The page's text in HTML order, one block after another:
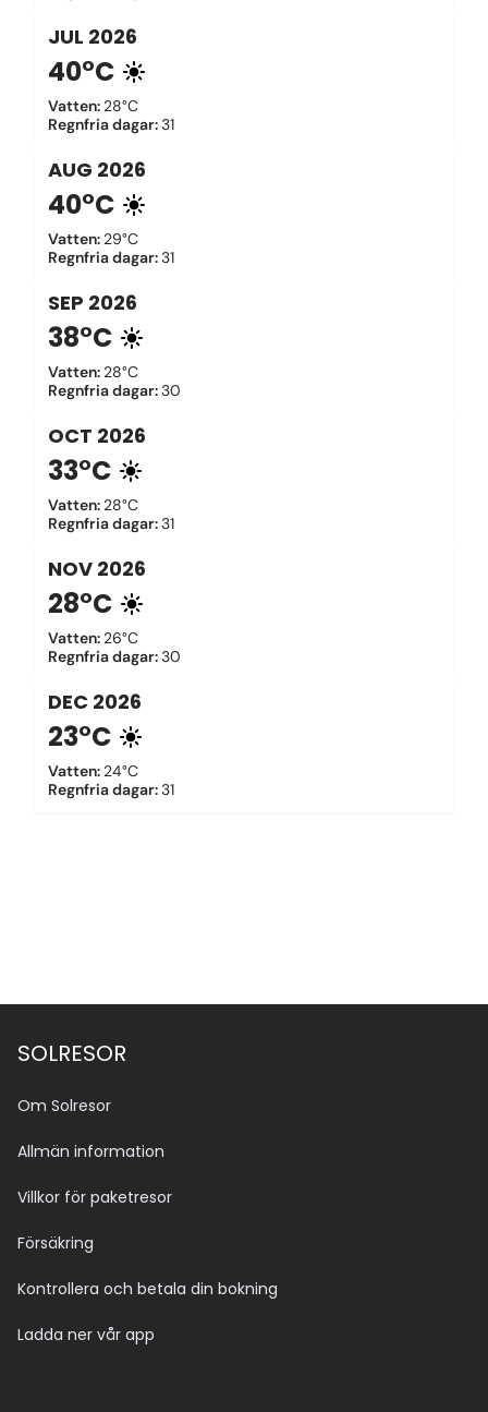
JUL 2026
40°C
Vatten: 28°C
Regnfria dagar:31
AUG 2026
40°C
Vatten: 29°C
Regnfria dagar:31
SEP 2026
38°C
Vatten: 28°C
Regnfria dagar:30
OCT 2026
33°C
Vatten: 28°C
Regnfria dagar:31
NOV 2026
28°C
Vatten: 26°C
Regnfria dagar:30
DEC 2026
23°C
Vatten: 24°C
Regnfria dagar:31
SOLRESOR
Om Solresor
Allmän information
Villkor för paketresor
Försäkring
Kontrollera och betala din bokning
Ladda ner vår app